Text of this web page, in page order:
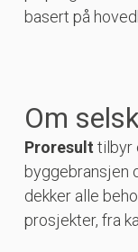
basert på
Om
Proresult tilbyr
byggebransjen
dekker alle
prosjekter, fra